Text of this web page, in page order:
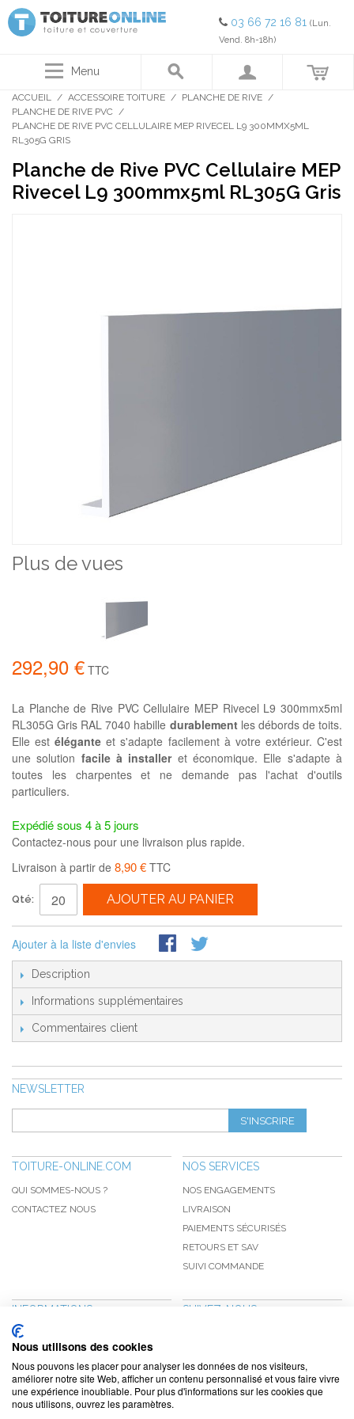
03 66 72 16 81 (Lun.
Vend. 8h-18h)
Menu
ACCUEIL / ACCESSOIRE TOITURE / PLANCHE DE RIVE /
PLANCHE DE RIVE PVC /
PLANCHE DE RIVE PVC CELLULAIRE MEP RIVECEL L9 300MMX5ML
RL305G GRIS
Planche de Rive PVC Cellulaire MEP
Rivecel L9 300mmx5ml RL305G Gris
Plus de vues
292,90 € TTC
La Planche de Rive PVC Cellulaire MEP Rivecel L9 300mmx5ml
RL305G Gris RAL 7040 habille durablementles débords de toits.
Elle estélégante et s'adapte facilement à votre extérieur. C'est
une solution facile à installeret économique. Elle s'adapte à
toutes les charpentes et ne demande pas l'achat d'outils
particuliers.
Expédié sous 4 à 5 jours
Contactez-nous pour une livraison plus rapide.
Livraison à partir de 8,90 € TTC
Qté: AJOUTER AU PANIER
Ajouter à la liste d'envies
Description
Informations supplémentaires
Commentaires client
NEWSLETTER
S'INSCRIRE
TOITURE-ONLINE.COM
QUI SOMMES-NOUS ?
CONTACTEZ NOUS
NOS SERVICES
NOS ENGAGEMENTS
LIVRAISON
PAIEMENTS SÉCURISÉS
RETOURS ET SAV
SUIVI COMMANDE
INFORMATIONS
NOUVEAUTÉS
PROMOTIONS
CGV
CONFIDENTIALITÉ
MENTIONS LÉGALES
SUIVEZ-NOUS
NOTRE BLOG
Nous utilisons des cookies
Nous pouvons les placer pour analyser les données de nos visiteurs,
améliorer notre site Web, afficher un contenu personnalisé et vous faire vivre
une expérience inoubliable. Pour plus d'informations sur les cookies que
nous utilisons, ouvrez les paramètres.